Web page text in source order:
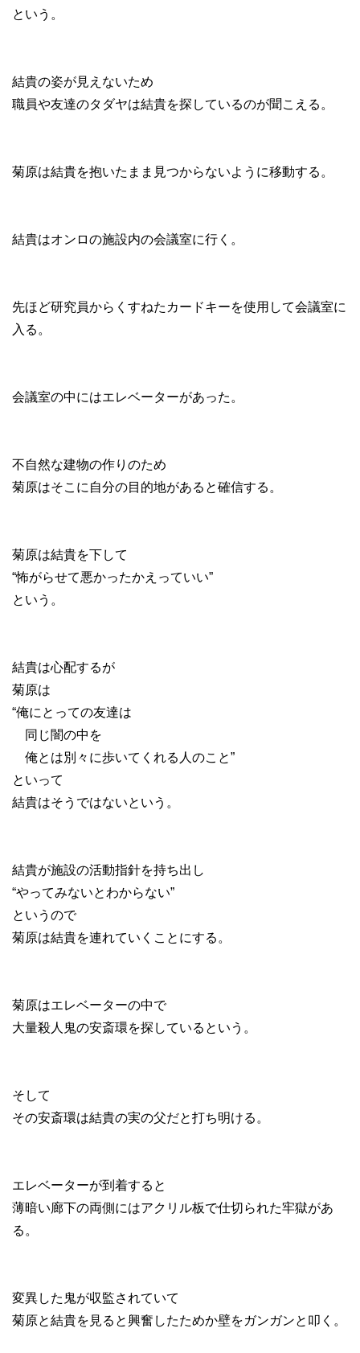
という。
結貴の姿が見えないため
職員や友達のタダヤは結貴を探しているのが聞こえる。
菊原は結貴を抱いたまま見つからないように移動する。
結貴はオンロの施設内の会議室に行く。
先ほど研究員からくすねたカードキーを使用して会議室に
入る。
会議室の中にはエレベーターがあった。
不自然な建物の作りのため
菊原はそこに自分の目的地があると確信する。
菊原は結貴を下して
“怖がらせて悪かったかえっていい”
という。
結貴は心配するが
菊原は
“俺にとっての友達は
同じ闇の中を
俺とは別々に歩いてくれる人のこと”
といって
結貴はそうではないという。
結貴が施設の活動指針を持ち出し
“やってみないとわからない”
というので
菊原は結貴を連れていくことにする。
菊原はエレベーターの中で
大量殺人鬼の安斎環を探しているという。
そして
その安斎環は結貴の実の父だと打ち明ける。
エレベーターが到着すると
薄暗い廊下の両側にはアクリル板で仕切られた牢獄があ
る。
変異した鬼が収監されていて
菊原と結貴を見ると興奮したためか壁をガンガンと叩く。